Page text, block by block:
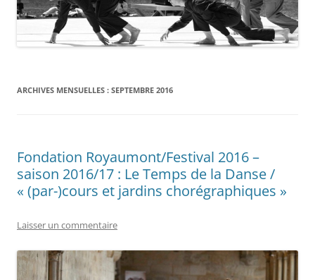
ARCHIVES MENSUELLES : SEPTEMBRE 2016
Fondation Royaumont/Festival 2016 –
saison 2016/17 : Le Temps de la Danse /
« (par-)cours et jardins chorégraphiques »
Laisser un commentaire